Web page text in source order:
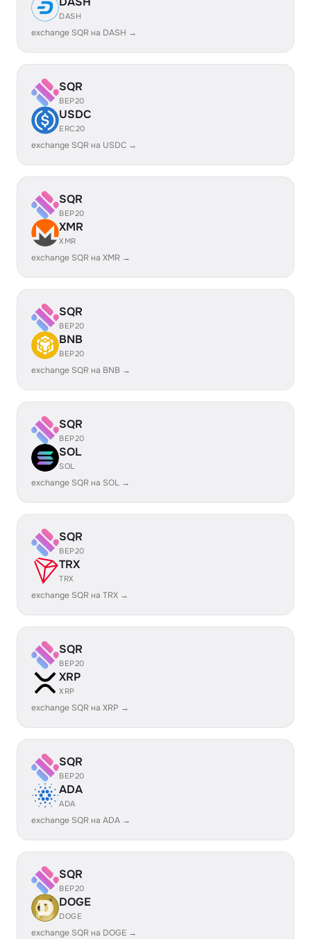
DASH
exchange SQR на DASH →
SQR
BEP20
USDC
ERC20
exchange SQR на USDC →
SQR
BEP20
XMR
XMR
exchange SQR на XMR →
SQR
BEP20
BNB
BEP20
exchange SQR на BNB →
SQR
BEP20
SOL
SOL
exchange SQR на SOL →
SQR
BEP20
TRX
TRX
exchange SQR на TRX →
SQR
BEP20
XRP
XRP
exchange SQR на XRP →
SQR
BEP20
ADA
ADA
exchange SQR на ADA →
SQR
BEP20
DOGE
DOGE
exchange SQR на DOGE →